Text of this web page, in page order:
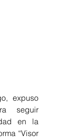
expuso
seguir
en la
“Visor